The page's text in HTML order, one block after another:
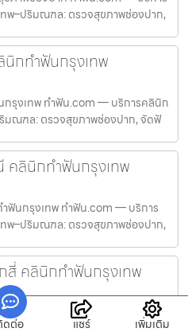
พ–ปริมณฑล: ตรวจสุขภาพช่องปาก,
กทำฟันกรุงเทพ
รุงเทพ ทำฟัน.com — บริการคลินิก
มณฑล: ตรวจสุขภาพช่องปาก, จัดฟั
คลินิกทำฟันกรุงเทพ
ฟันกรุงเทพ ทำฟัน.com — บริการ
พ–ปริมณฑล: ตรวจสุขภาพช่องปาก,
สี่ คลินิกทำฟันกรุงเทพ
ทำฟันกรุงเทพ ทำฟัน.com — บริการ
ดต่อ แชร์ เพิ่มเติม